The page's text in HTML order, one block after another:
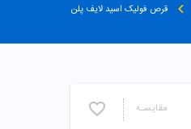
قرص فولیک اسید لایف پلن
مقایسـه